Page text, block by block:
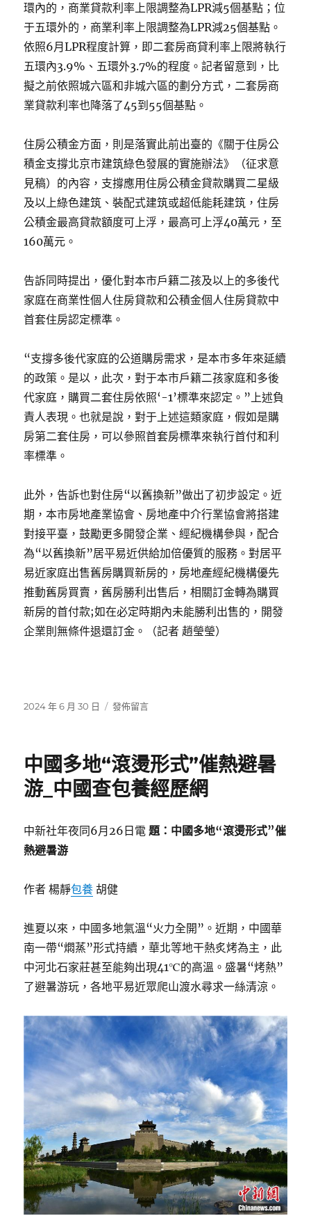
環內的，商業貸款利率上限調整為LPR減5個基點；位
于五環外的，商業利率上限調整為LPR減25個基點。
依照6月LPR程度計算，即二套房商貸利率上限將執行
五環內3.9%、五環外3.7%的程度。記者留意到，比
擬之前依照城六區和非城六區的劃分方式，二套房商
業貸款利率也降落了45到55個基點。
住房公積金方面，則是落實此前出臺的《關于住房公
積金支撐北京市建筑綠色發展的實施辦法》（征求意
見稿）的內容，支撐應用住房公積金貸款購買二星級
及以上綠色建筑、裝配式建筑或超低能耗建筑，住房
公積金最高貸款額度可上浮，最高可上浮40萬元，至
160萬元。
告訴同時提出，優化對本市戶籍二孩及以上的多後代
家庭在商業性個人住房貸款和公積金個人住房貸款中
首套住房認定標準。
“支撐多後代家庭的公道購房需求，是本市多年來延續
的政策。是以，此次，對于本市戶籍二孩家庭和多後
代家庭，購買二套住房依照‘-1’標準來認定。”上述負
責人表現。也就是說，對于上述這類家庭，假如是購
房第二套住房，可以參照首套房標準來執行首付和利
率標準。
此外，告訴也對住房“以舊換新”做出了初步設定。近
期，本市房地產業協會、房地產中介行業協會將搭建
對接平臺，鼓勵更多開發企業、經紀機構參與，配合
為“以舊換新”居平易近供給加倍優質的服務。對居平
易近家庭出售舊房購買新房的，房地產經紀機構優先
推動舊房買賣，舊房勝利出售后，相關訂金轉為購買
新房的首付款;如在必定時期內未能勝利出售的，開發
企業則無條件退還訂金。（記者 趙瑩瑩）
發
2024 年 6 月 30 日
在
率
下
調！
包
京
布
房
新
政
網〉
發佈留言
中國多地“滾燙形式”催熱避暑
游_中國查包養經歷網
中新社年夜同6月26日電題：中國多地“滾燙形式”催
熱避暑游
作者 楊靜包養 胡健
進夏以來，中國多地氣溫“火力全開”。近期，中國華
南一帶“燜蒸”形式持續，華北等地干熱炙烤為主，此
中河北石家莊甚至能夠出現41℃的高溫。盛暑“烤熱”
了避暑游玩，各地平易近眾爬山渡水尋求一絲清涼。